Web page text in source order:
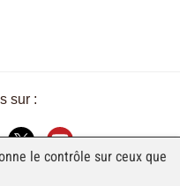
sur :
le contrôle sur ceux que